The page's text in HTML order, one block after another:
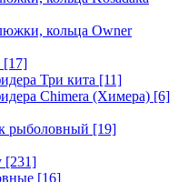
кольца Owner
[17]
Три кита [11]
Chimera (Химера) [6]
рыболовный [19]
[231]
[16]